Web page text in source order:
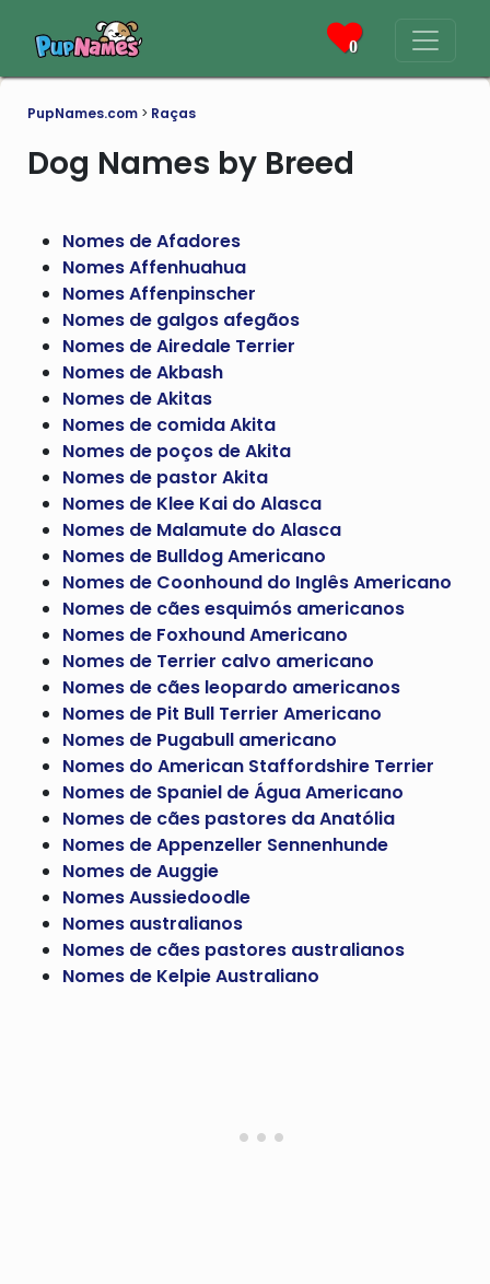
0
PupNames.com > Raças
Dog Names by Breed
Nomes de Afadores
Nomes Affenhuahua
Nomes Affenpinscher
Nomes de galgos afegãos
Nomes de Airedale Terrier
Nomes de Akbash
Nomes de Akitas
Nomes de comida Akita
Nomes de poços de Akita
Nomes de pastor Akita
Nomes de Klee Kai do Alasca
Nomes de Malamute do Alasca
Nomes de Bulldog Americano
Nomes de Coonhound do Inglês Americano
Nomes de cães esquimós americanos
Nomes de Foxhound Americano
Nomes de Terrier calvo americano
Nomes de cães leopardo americanos
Nomes de Pit Bull Terrier Americano
Nomes de Pugabull americano
Nomes do American Staffordshire Terrier
Nomes de Spaniel de Água Americano
Nomes de cães pastores da Anatólia
Nomes de Appenzeller Sennenhunde
Nomes de Auggie
Nomes Aussiedoodle
Nomes australianos
Nomes de cães pastores australianos
Nomes de Kelpie Australiano